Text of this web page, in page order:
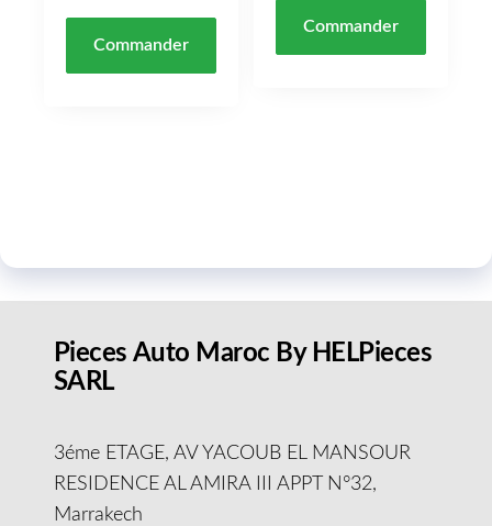
Commander
Commander
Pieces Auto Maroc By HELPieces
SARL
3éme ETAGE, AV YACOUB EL MANSOUR
RESIDENCE AL AMIRA III APPT N°32,
Marrakech